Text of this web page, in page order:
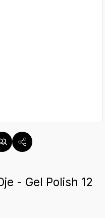
- Gel Polish 12